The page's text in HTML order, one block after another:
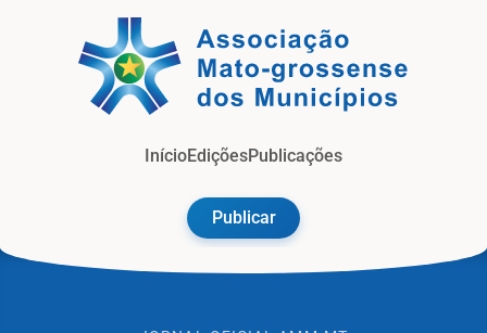
InícioEdiçõesPublicações
Publicar